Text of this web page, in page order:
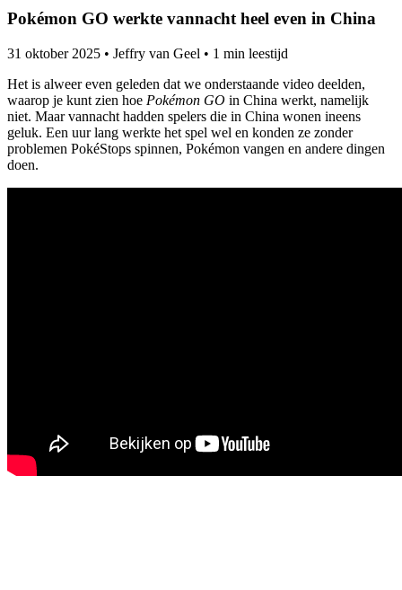
Pokémon GO werkte vannacht heel even in China
31 oktober 2025 • Jeffry van Geel • 1 min leestijd
Het is alweer even geleden dat we onderstaande video deelden,
waarop je kunt zien hoe Pokémon GO in China werkt, namelijk
niet. Maar vannacht hadden spelers die in China wonen ineens
geluk. Een uur lang werkte het spel wel en konden ze zonder
problemen PokéStops spinnen, Pokémon vangen en andere dingen
doen.